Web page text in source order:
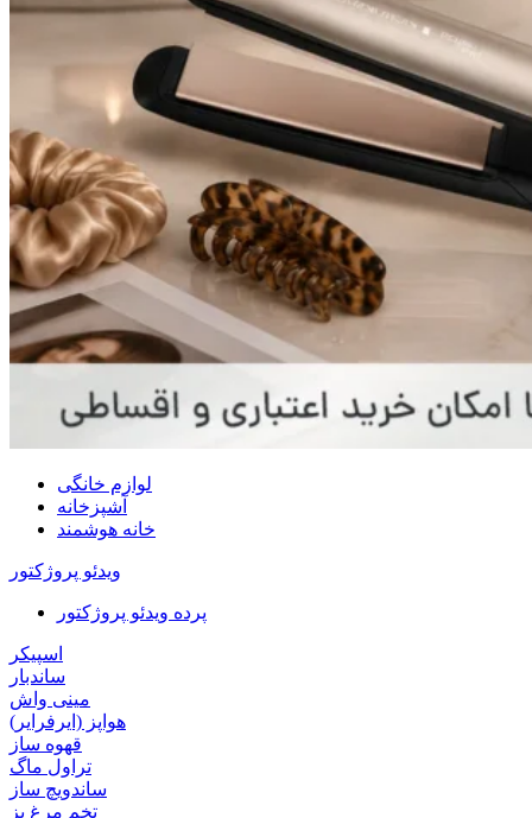
لوازم خانگی
آشپزخانه
خانه هوشمند
ویدئو پروژکتور
پرده ویدئو پروژکتور
اسپیکر
ساندبار
مینی واش
هواپز (ایرفرایر)
قهوه ساز
تراول ماگ
ساندویچ ساز
تخم مرغ پز